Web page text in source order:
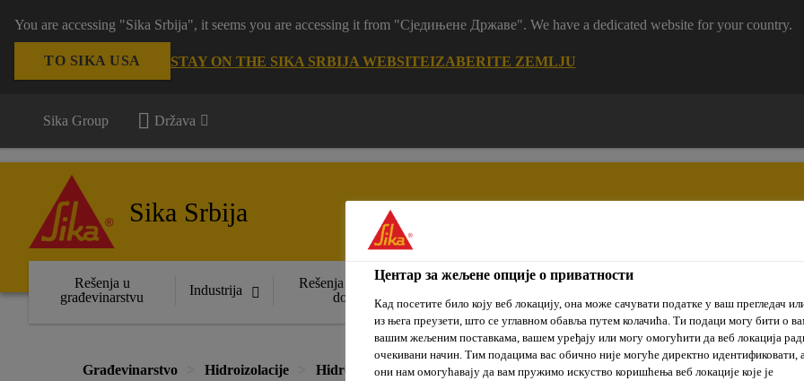
You are accessing "Sika Srbija", it seems you are accessing it from "Сједињене Државе". We have a dedicated website for your country.
TO SIKA USA STAY ON THE SIKA SRBIJA WEBSITEIZABERITE ZEMLJU
Sika Group Država
Sika Srbija
Rešenja u
građevinarstvu
Industrija
Rešenja za uređenje
domova
Prodajna
mesta
Održivi
Građevinarstvo Hidroizolacije Hidroizolacija mokrih čvorova i terasa Vodonepropusni hidroizolacioni
Центар за жељене опције о приватности
Кад посетите било коју веб локацију, она може сачувати податке у ваш прегледач
из њега преузети, што се углавном обавља путем колачића. Ти подаци могу бити о
вашим жељеним поставкама, вашем уређају или могу омогућити да веб локација
очекивани начин. Тим подацима вас обично није могуће директно идентификовати,
они нам омогућавају да вам пружимо искуство коришћења веб локације које је